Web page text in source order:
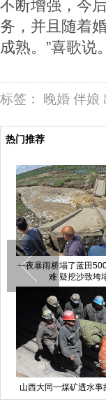
不断增强，今
务，并且随着
成熟。”喜歌说。
标签： 晚婚 伴娘
热门推荐
一夜暴雨桥塌了蓝田
难 疑挖沙致垮
山西大同一煤矿透水事
人遇难